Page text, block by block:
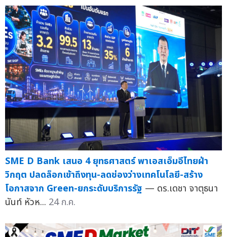
SME D Bank เสนอ 4 ยุทธศาสตร์ พาเอสเอ็มอีไทยฝ่า
วิกฤต ปลดล็อกเข้าถึงทุน-ลดช่องว่างเทคโนโลยี-สร้าง
โอกาสจาก Green-ยกระดับบริการรัฐ — ดร.เดชา จาตุธนา
นันท์ หัวห... 24 ก.ค.